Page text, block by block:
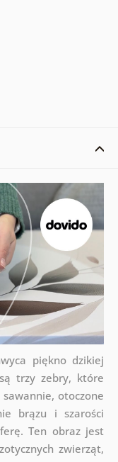
piękno dzikiej
trzy zebry, które
otoczone
brązu i szarości
Ten obraz jest
zwierząt,